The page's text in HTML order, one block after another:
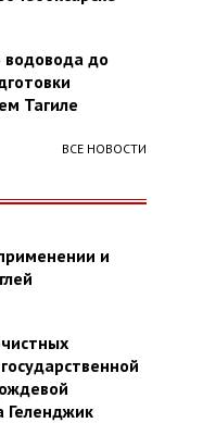
водовода до
Тагиле
ВСЕ НОВОСТИ
и
Геленджик